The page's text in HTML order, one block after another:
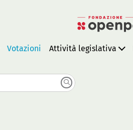
Votazioni Attività legislativa